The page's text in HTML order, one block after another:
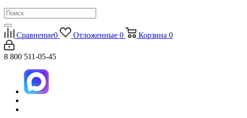
Сравнение0 Отложенные 0 Корзина 0
8 800 511-05-45